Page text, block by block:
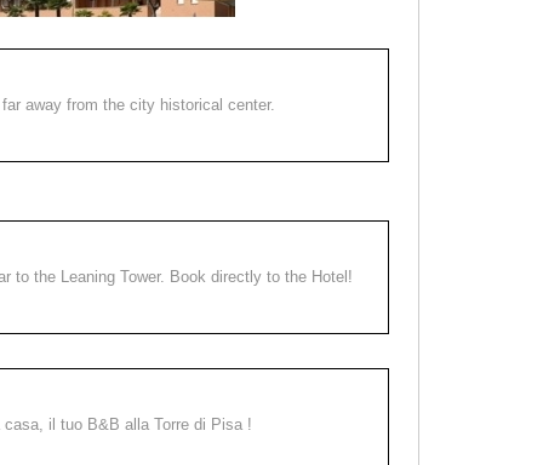
away from the city historical center.
to the Leaning Tower. Book directly to the Hotel!
il tuo B&B alla Torre di Pisa !